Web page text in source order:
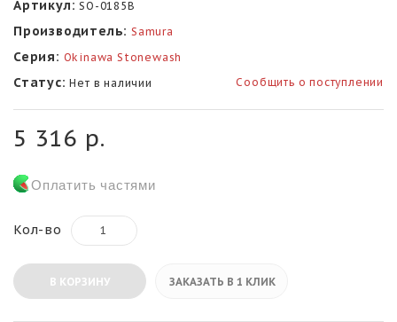
Артикул: SO-0185B
Производитель: Samura
Серия: Okinawa Stonewash
Статус: Нет в наличии Сообщить о поступлении
5 316 р.
Оплатить частями
Кол-во
В КОРЗИНУ ЗАКАЗАТЬ В 1 КЛИК